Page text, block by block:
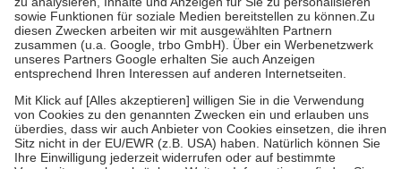
Bei Heilmitteln und häuslicher Krankenpflege beträgt die
Zuzahlung zehn Prozent der Kosten sowie zehn Euro je
Verordnung.
Um das Engagement der Versicherten für ihre eigene Gesundheit zu
stärken und die besondere Stellung der Familie zu unterstützen,
fallenkeine Zuzahlungenan bei:
• Kindern und Jugendlichen bis zum vollendeten 18. Lebensjahr
mit Ausnahme der Fahrkosten
• Untersuchungen zur Vorsorge und Früherkennung, die von der